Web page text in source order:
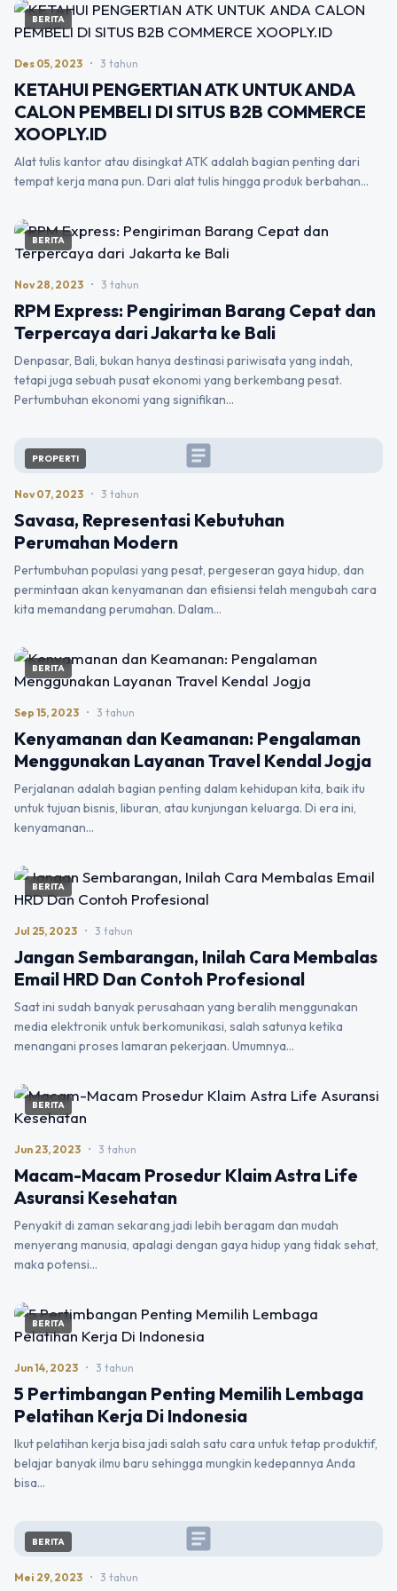
BERITA
Des 05, 2023 • 3 tahun
KETAHUI PENGERTIAN ATK UNTUK ANDA
CALON PEMBELI DI SITUS B2B COMMERCE
XOOPLY.ID
Alat tulis kantor atau disingkat ATK adalah bagian penting dari
tempat kerja mana pun. Dari alat tulis hingga produk berbahan…
BERITA
Nov 28, 2023 • 3 tahun
RPM Express: Pengiriman Barang Cepat dan
Terpercaya dari Jakarta ke Bali
Denpasar, Bali, bukan hanya destinasi pariwisata yang indah,
tetapi juga sebuah pusat ekonomi yang berkembang pesat.
Pertumbuhan ekonomi yang signifikan…
article
PROPERTI
Nov 07, 2023 • 3 tahun
Savasa, Representasi Kebutuhan
Perumahan Modern
Pertumbuhan populasi yang pesat, pergeseran gaya hidup, dan
permintaan akan kenyamanan dan efisiensi telah mengubah cara
kita memandang perumahan. Dalam…
BERITA
Sep 15, 2023 • 3 tahun
Kenyamanan dan Keamanan: Pengalaman
Menggunakan Layanan Travel Kendal Jogja
Perjalanan adalah bagian penting dalam kehidupan kita, baik itu
untuk tujuan bisnis, liburan, atau kunjungan keluarga. Di era ini,
kenyamanan…
BERITA
Jul 25, 2023 • 3 tahun
Jangan Sembarangan, Inilah Cara Membalas
Email HRD Dan Contoh Profesional
Saat ini sudah banyak perusahaan yang beralih menggunakan
media elektronik untuk berkomunikasi, salah satunya ketika
menangani proses lamaran pekerjaan. Umumnya…
BERITA
Jun 23, 2023 • 3 tahun
Macam-Macam Prosedur Klaim Astra Life
Asuransi Kesehatan
Penyakit di zaman sekarang jadi lebih beragam dan mudah
menyerang manusia, apalagi dengan gaya hidup yang tidak sehat,
maka potensi…
BERITA
Jun 14, 2023 • 3 tahun
5 Pertimbangan Penting Memilih Lembaga
Pelatihan Kerja Di Indonesia
Ikut pelatihan kerja bisa jadi salah satu cara untuk tetap produktif,
belajar banyak ilmu baru sehingga mungkin kedepannya Anda
bisa…
article
BERITA
Mei 29, 2023 • 3 tahun